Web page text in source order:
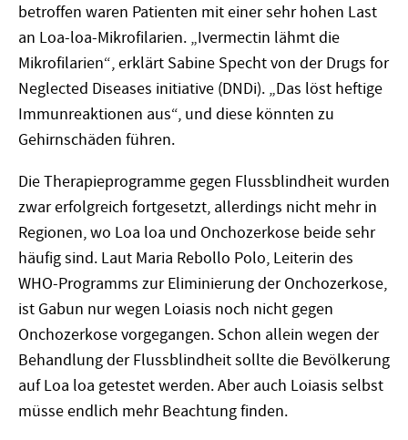
betroffen waren Patienten mit einer sehr hohen Last
an Loa-loa-Mikrofilarien. „Ivermectin lähmt die
Mikrofilarien“, erklärt Sabine Specht von der Drugs for
Neglected Diseases initiative (DNDi). „Das löst heftige
Immunreaktionen aus“, und diese könnten zu
Gehirnschäden führen.
Die Therapieprogramme gegen Flussblindheit wurden
zwar erfolgreich fortgesetzt, allerdings nicht mehr in
Regionen, wo Loa loa und Onchozerkose beide sehr
häufig sind. Laut Maria Rebollo Polo, Leiterin des
WHO-Programms zur Eliminierung der Onchozerkose,
ist Gabun nur wegen Loiasis noch nicht gegen
Onchozerkose vorgegangen. Schon allein wegen der
Behandlung der Flussblindheit sollte die Bevölkerung
auf Loa loa getestet werden. Aber auch Loiasis selbst
müsse endlich mehr Beachtung finden.